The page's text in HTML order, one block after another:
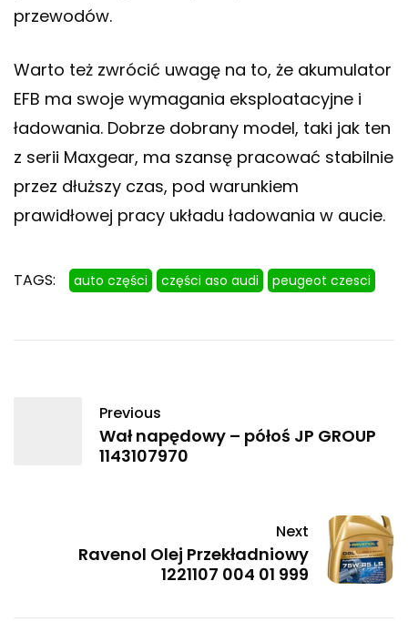
przewodów.
Warto też zwrócić uwagę na to, że akumulator
EFB ma swoje wymagania eksploatacyjne i
ładowania. Dobrze dobrany model, taki jak ten
z serii Maxgear, ma szansę pracować stabilnie
przez dłuższy czas, pod warunkiem
prawidłowej pracy układu ładowania w aucie.
TAGS: auto części części aso audi peugeot czesci
Previous
Wał napędowy – półoś JP GROUP
1143107970
Next
Ravenol Olej Przekładniowy
1221107 004 01 999